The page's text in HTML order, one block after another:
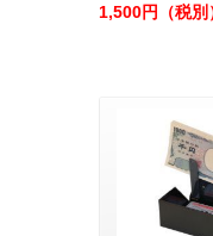
1,500円（税別